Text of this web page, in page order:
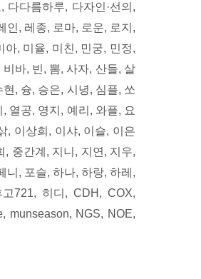
다름하루, 다자인·선의,
인, 레종, 로마, 로운, 로지,
, 미율, 미친, 민궁, 민정,
바, 빈, 뽐, 사자, 산들, 살
, 슝, 승은, 시녕, 심플, 쏘
열공, 영지, 예리, 와플, 요
, 이상희, 이샤, 이슬, 이은
, 중간계, 지니, 지연, 지우,
니, 포슬, 하나, 하랑, 하레,
721, 히디, CDH, COX,
munseason, NGS, NOE,